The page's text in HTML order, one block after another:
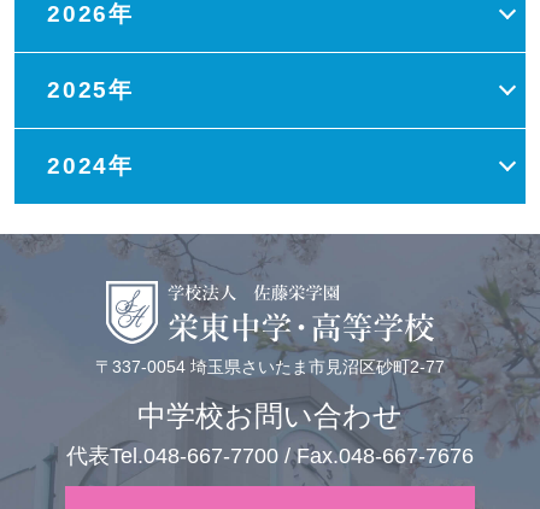
2026年
2025年
2024年
〒337-0054 埼玉県さいたま市見沼区砂町2-77
中学校お問い合わせ
代表Tel.048-667-7700 / Fax.048-667-7676